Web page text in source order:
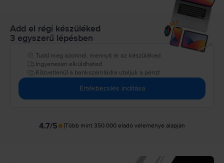
Add el régi készüléked
3 egyszerű lépésben
Tudd meg azonnal, mennyit ér az készüléked
Ingyenesen elküldheted
Közvetlenül a bankszámládra utaljuk a pénzt
Értékbecslés indítása
4.7/5 |Több mint 350.000 eladó véleménye alapján